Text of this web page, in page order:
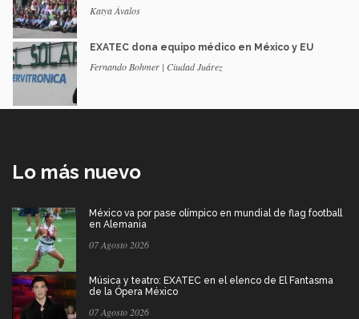
Katya Ávalos
EXATEC dona equipo médico en México y EU
Fernando Bohmer | Ciudad Juárez
Lo más nuevo
México va por pase olímpico en mundial de flag football
en Alemania
07 Agosto 2026
Música y teatro: EXATEC en el elenco de El Fantasma
de la Ópera México
07 Agosto 2026